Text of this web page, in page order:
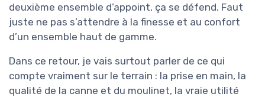
deuxième ensemble d’appoint, ça se défend. Faut
juste ne pas s’attendre à la finesse et au confort
d’un ensemble haut de gamme.
Dans ce retour, je vais surtout parler de ce qui
compte vraiment sur le terrain : la prise en main, la
qualité de la canne et du moulinet, la vraie utilité